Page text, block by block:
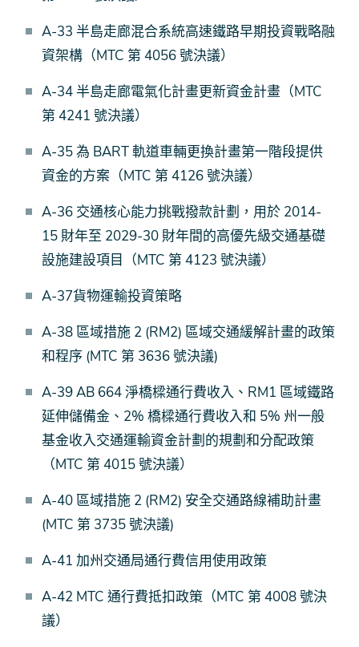
A-33 半島走廊混合系統高速鐵路早期投資戰略融
資架構（MTC 第 4056 號決議）
A-34 半島走廊電氣化計畫更新資金計畫（MTC
第 4241 號決議）
A-35 為 BART 軌道車輛更換計畫第一階段提供
資金的方案（MTC 第 4126 號決議）
A-36 交通核心能力挑戰撥款計劃，用於 2014-
15 財年至 2029-30 財年間的高優先級交通基礎
設施建設項目（MTC 第 4123 號決議）
A-37貨物運輸投資策略
A-38 區域措施 2 (RM2) 區域交通緩解計畫的政策
和程序 (MTC 第 3636 號決議)
A-39 AB 664 淨橋樑通行費收入、RM1 區域鐵路
延伸儲備金、2% 橋樑通行費收入和 5% 州一般
基金收入交通運輸資金計劃的規劃和分配政策
（MTC 第 4015 號決議）
A-40 區域措施 2 (RM2) 安全交通路線補助計畫
(MTC 第 3735 號決議)
A-41 加州交通局通行費信用使用政策
A-42 MTC 通行費抵扣政策（MTC 第 4008 號決
議）